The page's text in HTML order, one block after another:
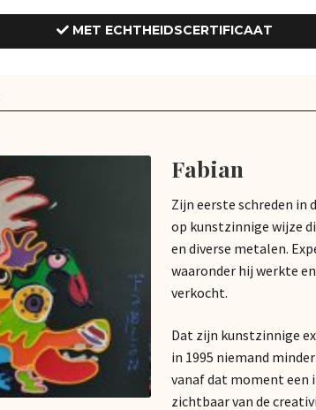
MET ECHTHEIDSCERTIFICAAT
Fabian
Zijn eerste schreden in
op kunstzinnige wijze
en diverse metalen.
waaronder hij werkte
verkocht.
Dat zijn kunstzinnige
in 1995 niemand
vanaf dat moment een
zichtbaar van de